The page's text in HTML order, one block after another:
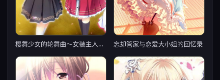
樱舞少女的轮舞曲～女装主人公们的受难记~ 忘却管家与恋爱大小姐的回忆录